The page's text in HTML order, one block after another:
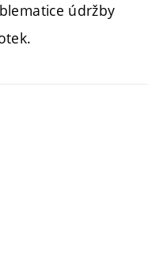
údržby